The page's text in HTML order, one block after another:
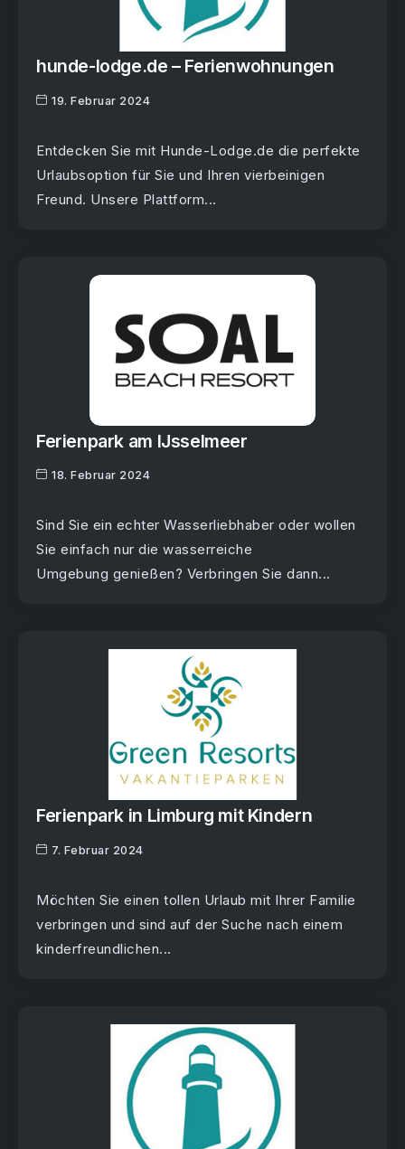
hunde-lodge.de – Ferienwohnungen
19. Februar 2024
Entdecken Sie mit Hunde-Lodge.de die perfekte
Urlaubsoption für Sie und Ihren vierbeinigen
Freund. Unsere Plattform...
Ferienpark am IJsselmeer
18. Februar 2024
Sind Sie ein echter Wasserliebhaber oder wollen
Sie einfach nur die wasserreiche
Umgebung genießen? Verbringen Sie dann...
Ferienpark in Limburg mit Kindern
7. Februar 2024
Möchten Sie einen tollen Urlaub mit Ihrer Familie
verbringen und sind auf der Suche nach einem
kinderfreundlichen...